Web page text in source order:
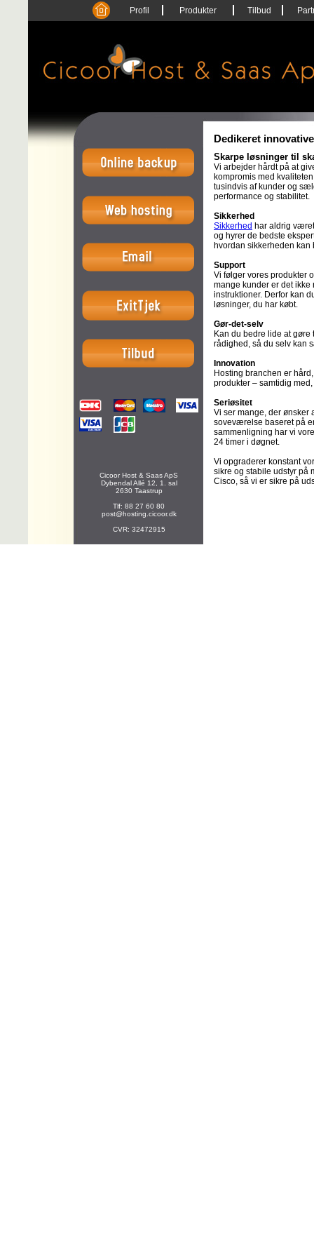
Profil Produkter Tilbud
Cicoor Host & Saas ApS
Dybendal Allé 12, 1. sal
2630 Taastrup
Tlf: 88 27 60 80
post@hosting.cicoor.dk
CVR: 32472915
Dedikeret
Skarpe løsninger til
Vi arbejder hårdt på at
kompromis med
tusindvis af kunder og
performance og stabilitet.
Sikkerhed
Sikkerhed har aldrig
og hyrer de bedste
hvordan sikkerheden kan
Support
Vi følger vores produkter
mange kunder er det ikke
instruktioner. Derfor kan
løsninger, du har købt.
Gør-det-selv
Kan du bedre lide at
rådighed, så du selv kan
Innovation
Hosting branchen er
produkter – samtidig
Seriøsitet
Vi ser mange, der ønsker
soveværelse baseret på
sammenligning har vi
24 timer i døgnet.
Vi opgraderer konstant
sikre og stabile udstyr på
Cisco, så vi er sikre på